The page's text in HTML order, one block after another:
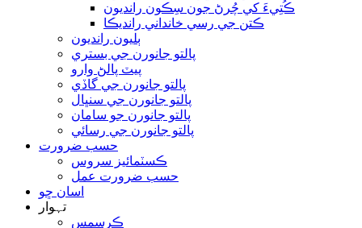
ڪُتِيءَ کي چُرڻ جون سِڪون رانديون
ڪتن جي رسي خانداني رانديڪا
ٻليون رانديون
پالتو جانورن جي بستري
پيٽ پالڻ وارو
پالتو جانورن جي گاڏي
پالتو جانورن جي سنڀال
پالتو جانورن جو سامان
پالتو جانورن جي رسائي
حسب ضرورت
ڪسٽمائيز سروس
حسب ضرورت عمل
اسان ڇو
تہوار
ڪرسمس